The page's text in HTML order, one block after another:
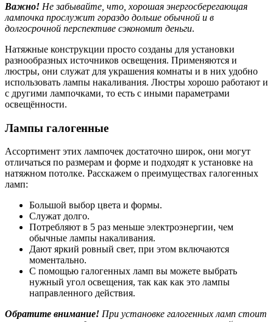
Важно! Не забывайте, что, хорошая энергосберегающая
лампочка прослужит гораздо дольше обычной и в
долгосрочной перспективе сэкономит деньги.
Натяжные конструкции просто созданы для установки
разнообразных источников освещения. Применяются и
люстры, они служат для украшения комнаты и в них удобно
использовать лампы накаливания. Люстры хорошо работают и
с другими лампочками, то есть с иными параметрами
освещённости.
Лампы галогенные
Ассортимент этих лампочек достаточно широк, они могут
отличаться по размерам и форме и подходят к установке на
натяжном потолке. Расскажем о преимуществах галогенных
ламп:
Большой выбор цвета и формы.
Служат долго.
Потребляют в 5 раз меньше электроэнергии, чем
обычные лампы накаливания.
Дают яркий ровный свет, при этом включаются
моментально.
С помощью галогенных ламп вы можете выбрать
нужный угол освещения, так как как это лампы
направленного действия.
Обратите внимание! При установке галогенных ламп стоит